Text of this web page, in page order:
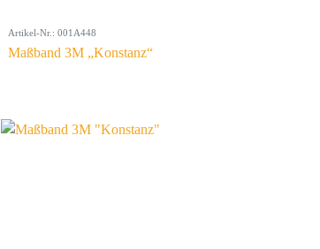
Artikel-Nr.: 001A448
Maßband 3M „Konstanz“